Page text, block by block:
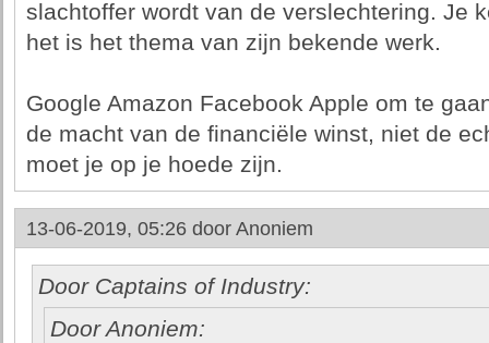
slachtoffer wordt van de verslechtering. Je
het is het thema van zijn bekende werk.
Google Amazon Facebook Apple om te
de macht van de financiële winst, niet de
moet je op je hoede zijn.
13-06-2019, 05:26 door Anoniem
Door Captains of Industry:
Door Anoniem: